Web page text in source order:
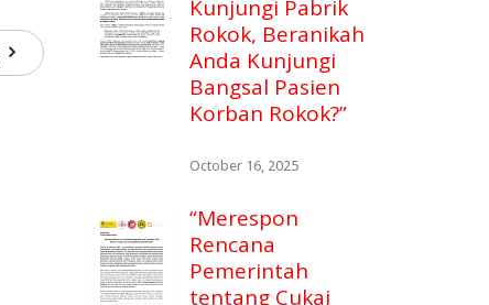
Kunjungi Pabrik
Rokok, Beranikah
Anda Kunjungi
Bangsal Pasien
Korban Rokok?”
October 16, 2025
“Merespon
Rencana
Pemerintah
tentang Cukai